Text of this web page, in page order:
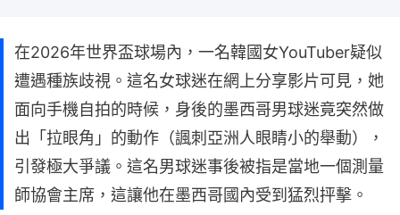
在2026年世界盃球場內，一名韓國女YouTuber疑似
遭遇種族歧視。這名女球迷在網上分享影片可見，她
面向手機自拍的時候，身後的墨西哥男球迷竟突然做
出「拉眼角」的動作（諷刺亞洲人眼睛小的舉動），
引發極大爭議。這名男球迷事後被指是當地一個測量
師協會主席，這讓他在墨西哥國內受到猛烈抨擊。